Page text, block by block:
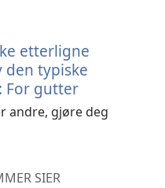
etterligne
den typiske
For gutter
andre, gjøre deg
SIER